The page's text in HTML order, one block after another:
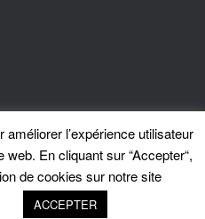
Enfield - Royal Enfield Brussels - ©
Theme
l’expérience utilisateur
En cliquant sur “Accepter“,
de cookies sur notre site
ACCEPTER